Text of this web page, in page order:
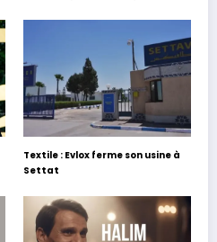
Textile : Evlox ferme son usine à
Settat